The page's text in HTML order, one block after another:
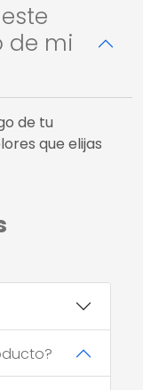
de mi
de tu
que elijas